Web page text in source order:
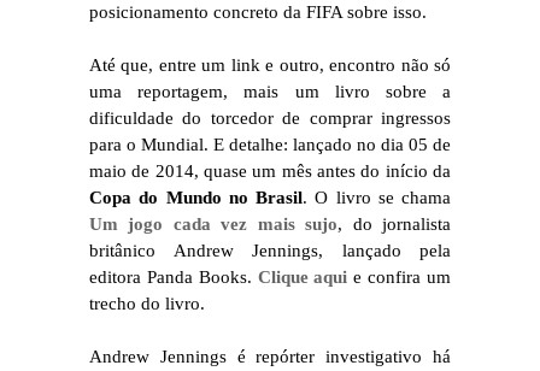
posicionamento concreto da FIFA sobre isso.
Até que, entre um link e outro, encontro não só
uma reportagem, mais um livro sobre a
dificuldade do torcedor de comprar ingressos
para o Mundial. E detalhe: lançado no dia 05 de
maio de 2014, quase um mês antes do início da
Copa do Mundo no Brasil. O livro se chama
Um jogo cada vez mais sujo, do jornalista
britânico Andrew Jennings, lançado pela
editora Panda Books. Clique aqui e confira um
trecho do livro.
Andrew Jennings é repórter investigativo há